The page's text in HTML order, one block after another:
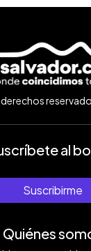
al
Suscribirme
Quiénes